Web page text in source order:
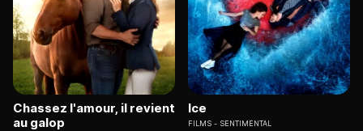
Chassez l'amour, il revient
au galop
Ice
FILMS SENTIMENTAL